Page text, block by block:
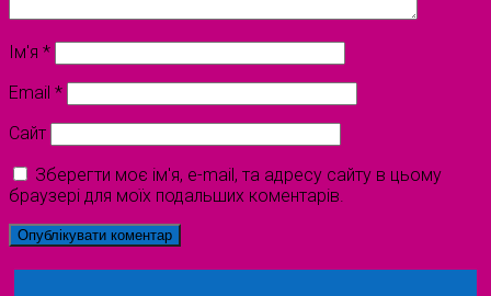
Ім'я *
Email *
Сайт
Зберегти моє ім'я, e-mail, та адресу сайту в цьому
браузері для моїх подальших коментарів.